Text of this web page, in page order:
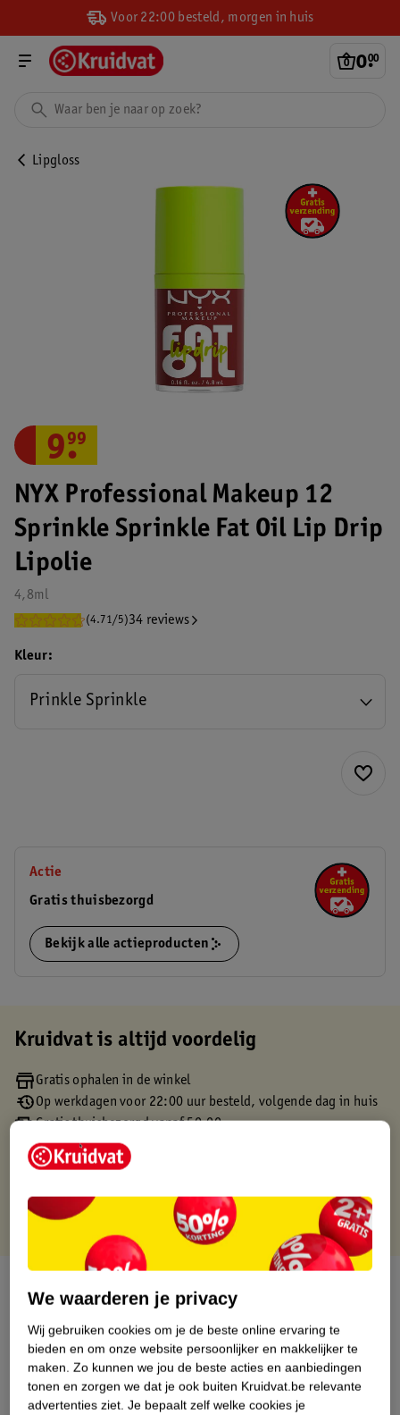
Voor 22:00 besteld, morgen in huis
0.
00
Lipgloss
NYX Professional Makeup 12
Sprinkle Sprinkle Fat Oil Lip Drip
Lipolie
4,8ml
(4.71/5)34 reviews
9.
99
Kleur
Prinkle Sprinkle
Actie
Gratis thuisbezorgd
Bekijk alle actieproducten
Kruidvat is altijd voordelig
Gratis ophalen in de winkel
Op werkdagen voor 22:00 uur besteld, volgende dag in huis
Gratis thuisbezorgd vanaf 50.00
Gratis retourneren binnen 30 dagen
Gratis punten met je Kruidvat kaart
Productinformatie
Etiketinformatie
We waarderen je privacy
Wij gebruiken cookies om je de beste online ervaring te
bieden en om onze website persoonlijker en makkelijker te
maken. Zo kunnen we jou de beste acties en aanbiedingen
tonen en zorgen we dat je ook buiten Kruidvat.be relevante
advertenties ziet. Je bepaalt zelf welke cookies je